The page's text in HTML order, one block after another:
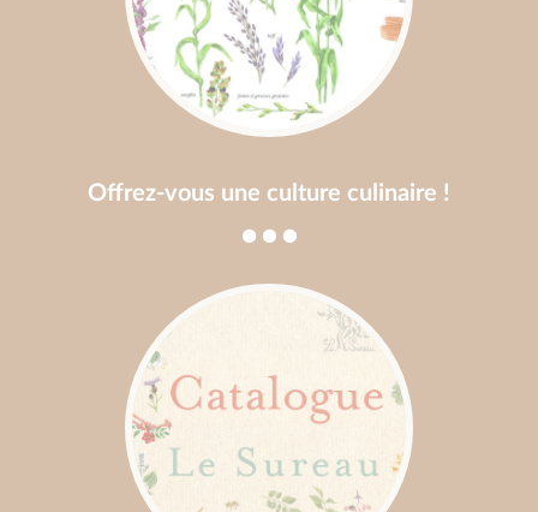
Offrez-vous une culture culinaire !